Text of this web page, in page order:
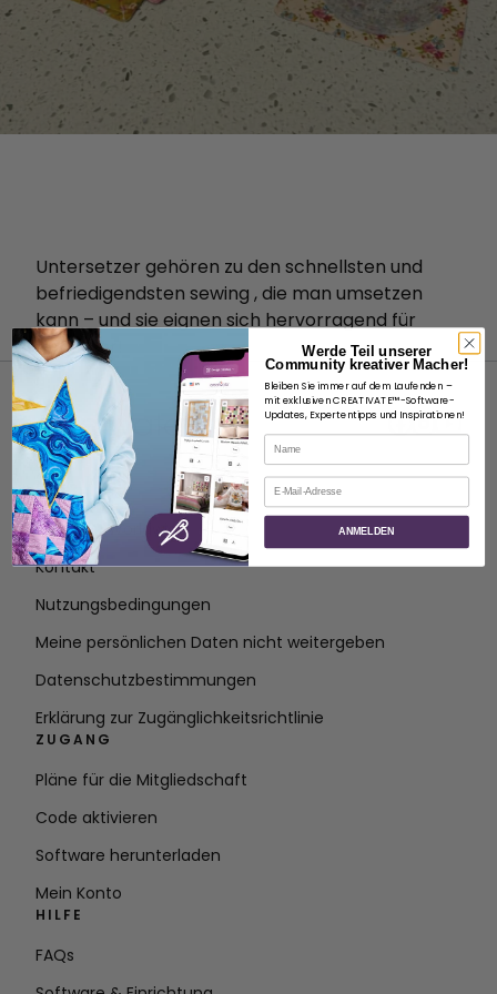
Untersetzer gehören zu den schnellsten und
befriedigendsten sewing , die man umsetzen
kann – und sie eignen sich hervorragend für
Anfänger!
ÜBER
Über SVP Worldwide
Kontakt
Nutzungsbedingungen
Meine persönlichen Daten nicht weitergeben
Datenschutzbestimmungen
Erklärung zur Zugänglichkeitsrichtlinie
ZUGANG
Pläne für die Mitgliedschaft
Code aktivieren
Software herunterladen
Mein Konto
HILFE
FAQs
Werde Teil unserer
Community kreativer Macher!
Bleiben Sie immer auf dem Laufenden –
mit exklusiven CREATIVATE™-Software-
Updates, Expertentipps und Inspirationen!
Name
E-Mail
ANMELDEN